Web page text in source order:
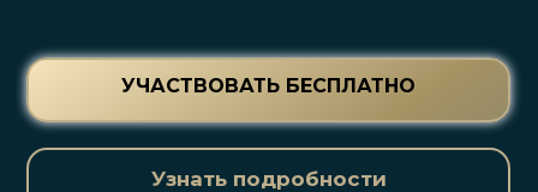
Узнать подробности
УЧАСТВОВАТЬ БЕСПЛАТНО